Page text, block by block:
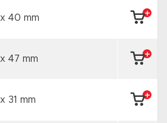
x 40 mm
x 47 mm
x 31 mm